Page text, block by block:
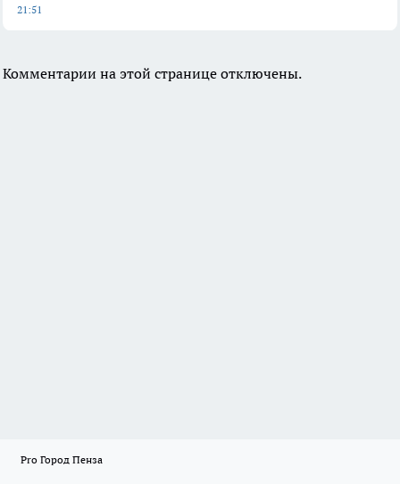
21:51
Комментарии на этой странице отключены.
Pro Город Пенза